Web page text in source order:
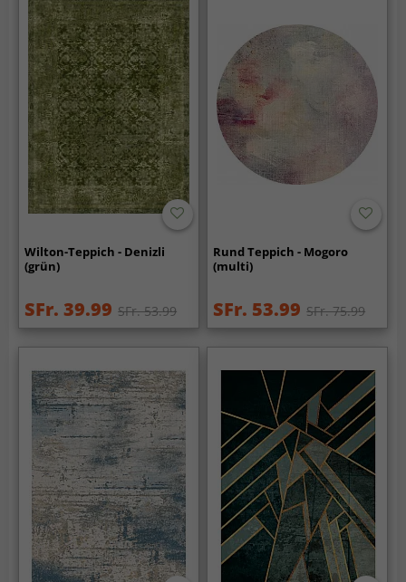
Wilton-Teppich - Denizli
(grün)
SFr. 39.99 SFr. 53.99
Rund Teppich - Mogoro
(multi)
SFr. 53.99 SFr. 75.99